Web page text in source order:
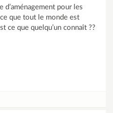
d’aménagement pour les
que tout le monde est
ce que quelqu’un connaît ??